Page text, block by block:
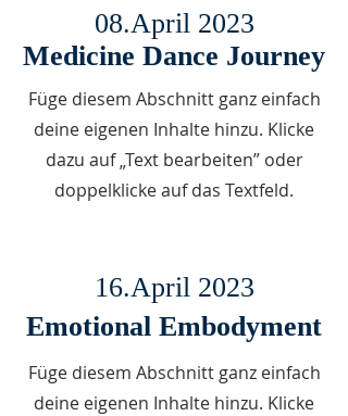
08.April 2023
Medicine Dance Journey
Füge diesem Abschnitt ganz einfach
deine eigenen Inhalte hinzu. Klicke
dazu auf „Text bearbeiten” oder
doppelklicke auf das Textfeld.
16.April 2023
Emotional Embodyment
Füge diesem Abschnitt ganz einfach
deine eigenen Inhalte hinzu. Klicke